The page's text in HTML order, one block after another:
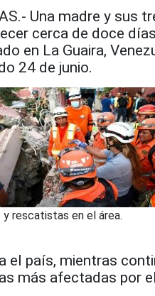
Una madre y sus
cerca de doce
en La Guaira,
24 de junio.
y rescatistas en el área.
el país, mientras
más afectadas por